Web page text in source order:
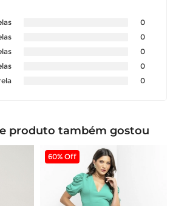
0
0
0
0
0
produto também gostou
60% Off